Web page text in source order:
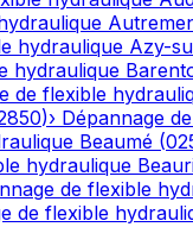
hydraulique Azy-
hydraulique
de flexible
)› Dépannage
Beaumé (
hydraulique
de flexible
de flexible